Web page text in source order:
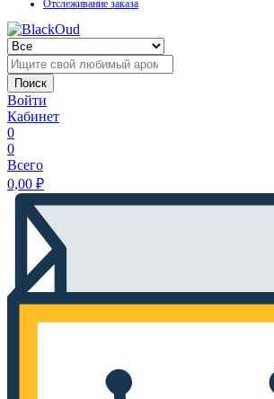
Отслеживание заказа
Поиск
Войти
Кабинет
0
0
Всего
0,00 ₽